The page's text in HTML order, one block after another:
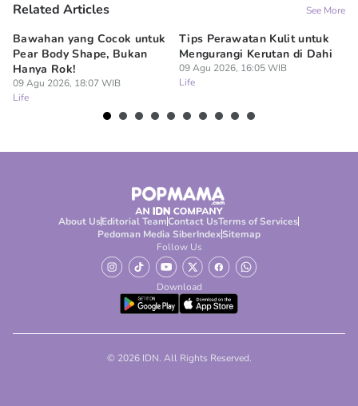
Related Articles See More
Bawahan yang Cocok untuk
Pear Body Shape, Bukan
Hanya Rok!
09 Agu 2026, 18:07 WIB
Life
Tips Perawatan Kulit untuk
Mengurangi Kerutan di Dahi
09 Agu 2026, 16:05 WIB
Life
About UsEditorial TeamContact UsTerms of Services
Pedoman Media SiberIndexSitemap
Follow Us
Download
© 2026 IDN. All Rights Reserved.